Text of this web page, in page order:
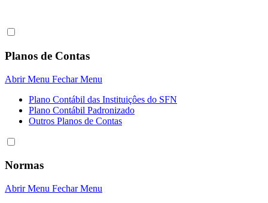
Planos de Contas
Abrir Menu Fechar Menu
Plano Contábil das Instituiçôes do SFN
Plano Contábil Padronizado
Outros Planos de Contas
Normas
Abrir Menu Fechar Menu